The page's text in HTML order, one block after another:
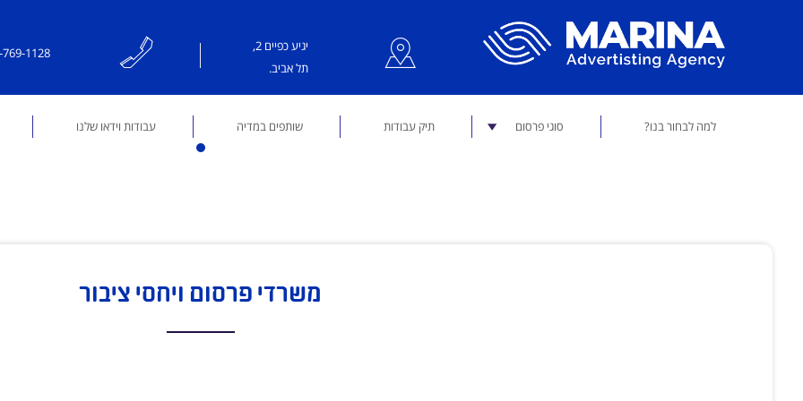
יגיע כפיים 2,
תל אביב.
1128
למה לבחור בנו? סוגי פרסום תיק עבודות שותפים במדיה עבודות וידאו שלנו
משרדי פרסום ויחסי ציבור